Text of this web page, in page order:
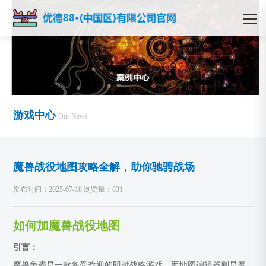
游戏中心 Our News
魔兽战役地图攻略全解，助你驰骋战场
发布时间：2025-07-18 浏览量：831
如何加魔兽战役地图
引言：